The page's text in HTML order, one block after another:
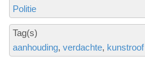
Politie
Tag(s)
aanhouding verdachte kunstroof